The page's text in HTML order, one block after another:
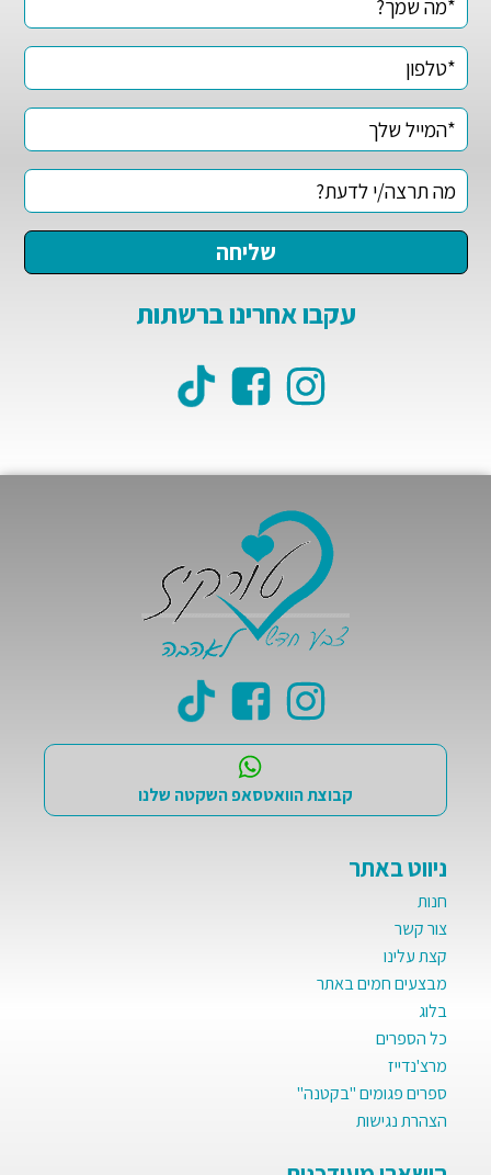
עקבו אחרינו ברשתות
קבוצת הוואטסאפ השקטה שלנו
ניווט באתר
חנות
צור קשר
קצת עלינו
מבצעים חמים באתר
בלוג
כל הספרים
מרצ'נדייז
ספרים פגומים "בקטנה"
הצהרת נגישות